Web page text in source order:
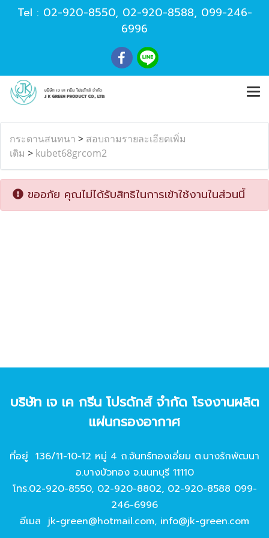
Tel : 02-920-8550, 02-920-8588, 099-246-
6996
กระดานสนทนา > สอบถามรายละเอียดเพิ่ม
เติม > kubet68grcom2
ขออภัย คุณไม่ได้รับสิทธิในการเข้าใช้งานในส่วนนี้
บริษัท เจ เค กรีน โปรดักส์ จํากัด โรงงานผลิต
แผ่นกรองอากาศ
ที่อยู่ 136/11-10-12 หมู่ 4 ถ.จันทร์ทองเอี่ยม ต.บางรักพัฒนา
อ.บางบัวทอง จ.นนทบุรี 11110
โทร.02-920-8550, 02-920-8802, 02-920-8588 099-
246-6996
อีเมล jk-green@hotmail.com, info@jk-green.com